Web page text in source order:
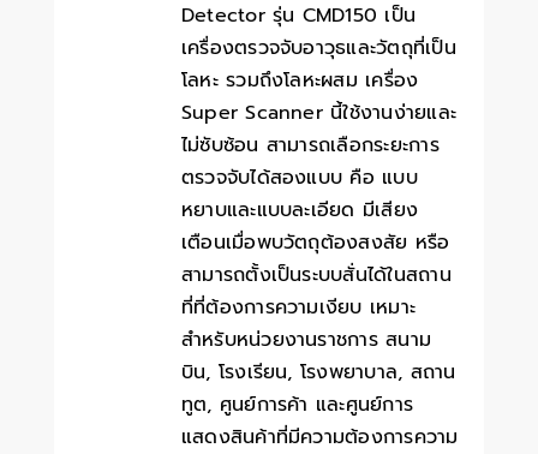
Detector รุ่น CMD150 เป็น
เครื่องตรวจจับอาวุธและวัตถุที่เป็น
โลหะ รวมถึงโลหะผสม เครื่อง
Super Scanner นี้ใช้งานง่ายและ
ไม่ซับซ้อน สามารถเลือกระยะการ
ตรวจจับได้สองแบบ คือ แบบ
หยาบและแบบละเอียด มีเสียง
เตือนเมื่อพบวัตถุต้องสงสัย หรือ
สามารถตั้งเป็นระบบสั่นได้ในสถาน
ที่ที่ต้องการความเงียบ เหมาะ
สำหรับหน่วยงานราชการ สนาม
บิน, โรงเรียน, โรงพยาบาล, สถาน
ทูต, ศูนย์การค้า และศูนย์การ
แสดงสินค้าที่มีความต้องการความ